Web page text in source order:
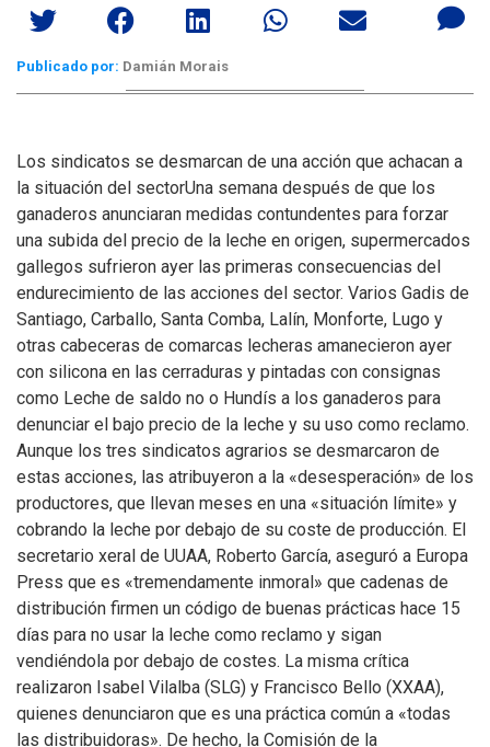
Publicado por: Damián Morais
Los sindicatos se desmarcan de una acción que achacan a
la situación del sectorUna semana después de que los
ganaderos anunciaran medidas contundentes para forzar
una subida del precio de la leche en origen, supermercados
gallegos sufrieron ayer las primeras consecuencias del
endurecimiento de las acciones del sector. Varios Gadis de
Santiago, Carballo, Santa Comba, Lalín, Monforte, Lugo y
otras cabeceras de comarcas lecheras amanecieron ayer
con silicona en las cerraduras y pintadas con consignas
como Leche de saldo no o Hundís a los ganaderos para
denunciar el bajo precio de la leche y su uso como reclamo.
Aunque los tres sindicatos agrarios se desmarcaron de
estas acciones, las atribuyeron a la «desesperación» de los
productores, que llevan meses en una «situación límite» y
cobrando la leche por debajo de su coste de producción. El
secretario xeral de UUAA, Roberto García, aseguró a Europa
Press que es «tremendamente inmoral» que cadenas de
distribución firmen un código de buenas prácticas hace 15
días para no usar la leche como reclamo y sigan
vendiéndola por debajo de costes. La misma crítica
realizaron Isabel Vilalba (SLG) y Francisco Bello (XXAA),
quienes denunciaron que es una práctica común a «todas
las distribuidoras». De hecho, la Comisión de la